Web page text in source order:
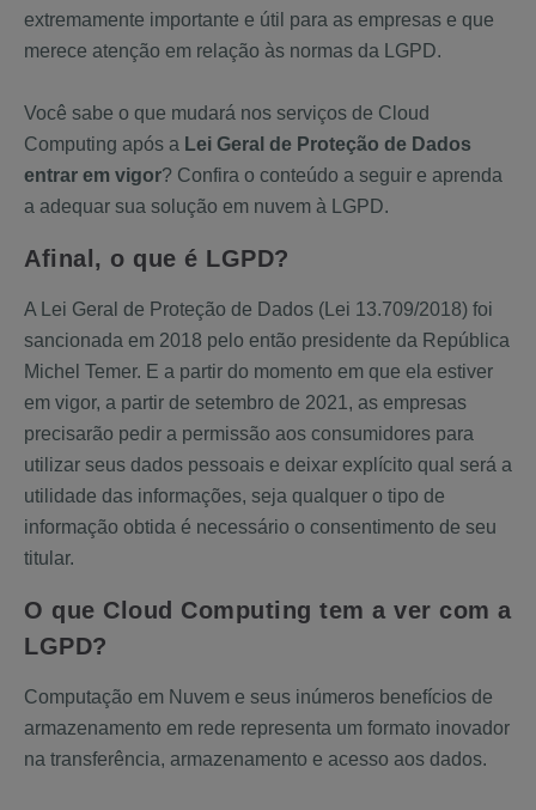
extremamente importante e útil para as empresas e que
merece atenção em relação às normas da LGPD.
Você sabe o que mudará nos serviços de Cloud
Computing após a Lei Geral de Proteção de Dados
entrar em vigor? Confira o conteúdo a seguir e aprenda
a adequar sua solução em nuvem à LGPD.
Afinal, o que é LGPD?
A Lei Geral de Proteção de Dados (Lei 13.709/2018) foi
sancionada em 2018 pelo então presidente da República
Michel Temer. E a partir do momento em que ela estiver
em vigor, a partir de setembro de 2021, as empresas
precisarão pedir a permissão aos consumidores para
utilizar seus dados pessoais e deixar explícito qual será a
utilidade das informações, seja qualquer o tipo de
informação obtida é necessário o consentimento de seu
titular.
O que Cloud Computing tem a ver com a
LGPD?
Computação em Nuvem e seus inúmeros benefícios de
armazenamento em rede representa um formato inovador
na transferência, armazenamento e acesso aos dados.